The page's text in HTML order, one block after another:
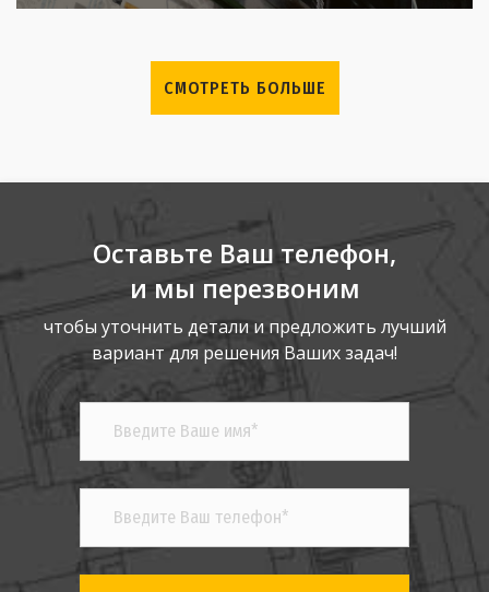
СМОТРЕТЬ БОЛЬШЕ
Оставьте Ваш телефон,
и мы перезвоним
чтобы уточнить детали и предложить лучший
вариант для решения Ваших задач!